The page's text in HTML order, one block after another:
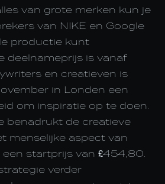
van grote merken kun je
van NIKE en Google
productie kunt
deelnameprijs is vanaf
en creatieven is
in Londen een
om inspiratie op te doen.
benadrukt de creatieve
menselijke aspect van
startprijs van £454,80.
verder